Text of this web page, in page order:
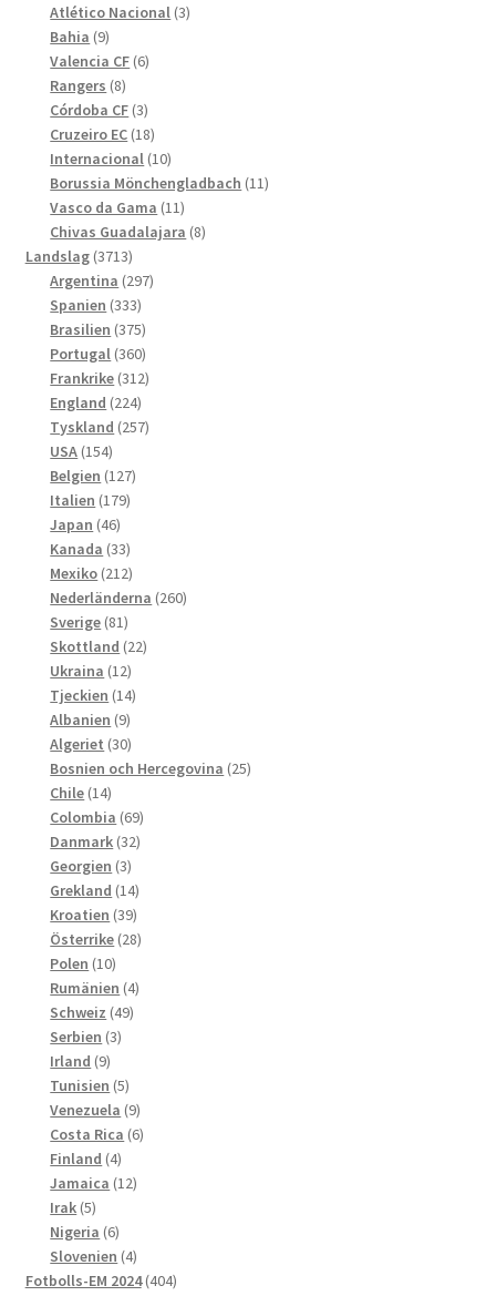
produkter
Atlético Nacional 33
Bahia 99
produkter
Valencia CF 66
Rangers 88
produkter
Córdoba CF 33
produkter
Cruzeiro EC 1818
produkter
Internacional 1010
produkter
Borussia Mönchengladbach 1111
Vasco da Gama 1111
produkter
Chivas Guadalajara 88
Landslag 37133713
produkter
Argentina 297297
Spanien 333333
produkter
Brasilien 375375
produkter
Portugal 360360
produkter
Frankrike 312312
England 224224
produkter
Tyskland 257257
USA 154154
produkter
Belgien 127127
Italien 179179
Japan 4646
produkter
Kanada 3333
produkter
Mexiko 212212
produkter
Nederländerna 260260
Sverige 8181
produkter
Skottland 2222
Ukraina 1212
produkter
Tjeckien 1414
Albanien 99
produkter
Algeriet 3030
produkter
Bosnien och Hercegovina 2525
Chile 1414
produkter
Colombia 6969
produkter
Danmark 3232
Georgien 33
produkter
Grekland 1414
produkter
Kroatien 3939
produkter
Österrike 2828
Polen 1010
produkter
Rumänien 44
Schweiz 4949
Serbien 33
Irland 99
produkter
Tunisien 55
produkter
Venezuela 99
produkter
Costa Rica 66
Finland 44
produkter
Jamaica 1212
Irak 55
produkter
Nigeria 66
produkter
Slovenien 44
produkter
Fotbolls-EM 2024 404404